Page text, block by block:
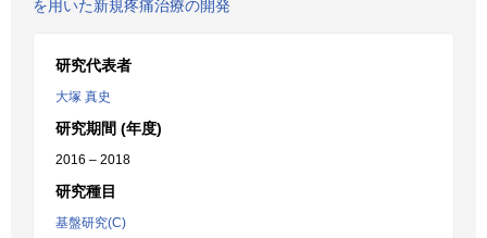
を用いた新規疼痛治療の開発
研究代表者
大塚 真史
研究期間 (年度)
2016 – 2018
研究種目
基盤研究(C)